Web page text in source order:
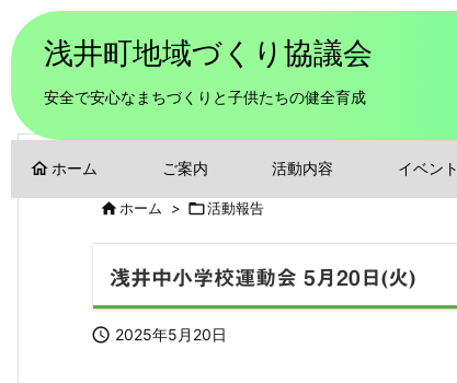
浅井町地域づくり協議会
安全で安心なまちづくりと子供たちの健全育成
homeホーム ご案内 活動内容 イベント
ホーム > 活動報告
浅井中小学校運動会 5月20日(火)
 2025年5月20日